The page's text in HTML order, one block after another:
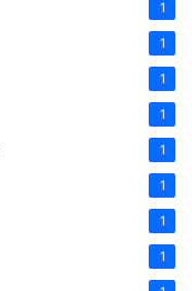
1
1
1
1
1
1
1
1